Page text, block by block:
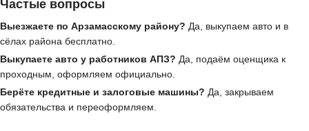
Частые вопросы
Выезжаете по Арзамасскому району? Да, выкупаем авто и в
сёлах района бесплатно.
Выкупаете авто у работников АПЗ? Да, подаём оценщика к
проходным, оформляем официально.
Берёте кредитные и залоговые машины? Да, закрываем
обязательства и переоформляем.